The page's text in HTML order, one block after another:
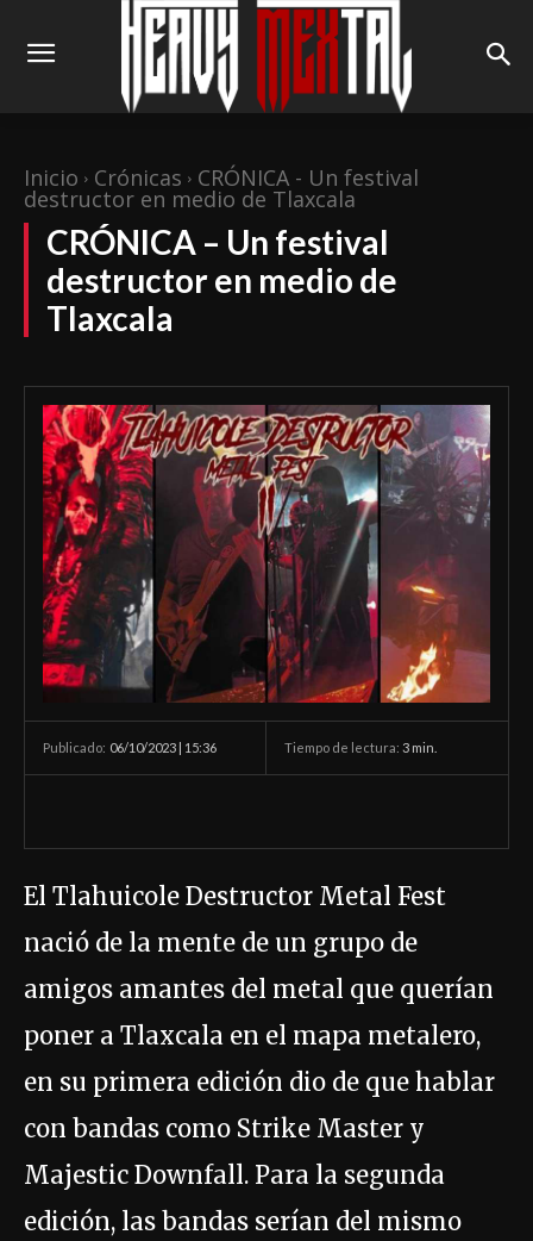
Inicio Crónicas CRÓNICA - Un festival
destructor en medio de Tlaxcala
CRÓNICA – Un festival
destructor en medio de
Tlaxcala
Publicado: 06/10/2023 | 15:36 Tiempo de lectura: 3 min.
El Tlahuicole Destructor Metal Fest
nació de la mente de un grupo de
amigos amantes del metal que querían
poner a Tlaxcala en el mapa metalero,
en su primera edición dio de que hablar
con bandas como Strike Master y
Majestic Downfall. Para la segunda
edición, las bandas serían del mismo